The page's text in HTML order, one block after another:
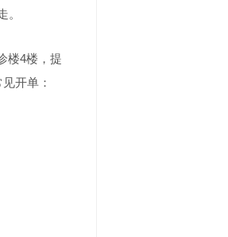
。
楼4楼，提
开单：